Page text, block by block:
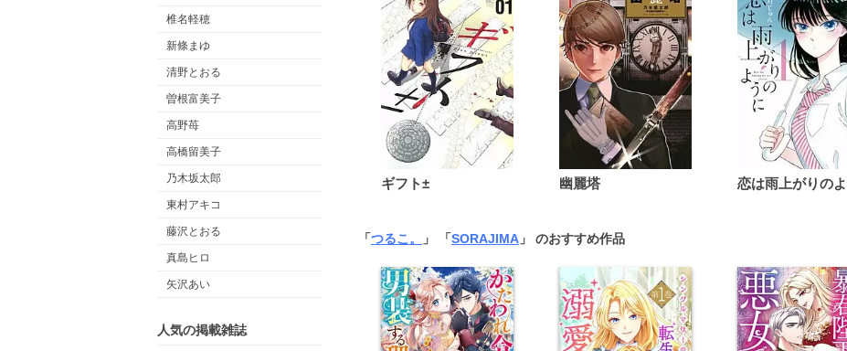
椎名軽穂
新條まゆ
清野とおる
曽根富美子
高野苺
高橋留美子
乃木坂太郎
東村アキコ
藤沢とおる
真島ヒロ
矢沢あい
人気の掲載雑誌
ギフト± 幽麗塔
「つるこ。 」 「SORAJIMA 」 のおすすめ作品